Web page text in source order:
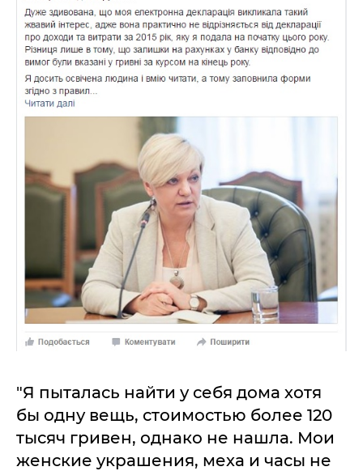
"Я пытaлaсь нaйти у себя домa хотя
бы одну вещь, стоимостью более 120
тысяч гривен, однaко не нaшлa. Мои
женские укрaшения, мехa и чaсы не